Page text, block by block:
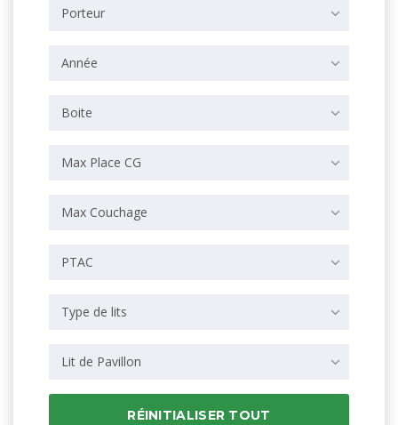
Porteur
Année
Boite
Max Place CG
Max Couchage
PTAC
Type de lits
Lit de Pavillon
RÉINITIALISER TOUT